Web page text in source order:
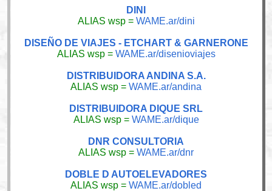
DINI
ALIAS wsp = WAME.ar/dini
DISEÑO DE VIAJES - ETCHART & GARNERONE
ALIAS wsp = WAME.ar/disenioviajes
DISTRIBUIDORA ANDINA S.A.
ALIAS wsp = WAME.ar/andina
DISTRIBUIDORA DIQUE SRL
ALIAS wsp = WAME.ar/dique
DNR CONSULTORIA
ALIAS wsp = WAME.ar/dnr
DOBLE D AUTOELEVADORES
ALIAS wsp = WAME.ar/dobled